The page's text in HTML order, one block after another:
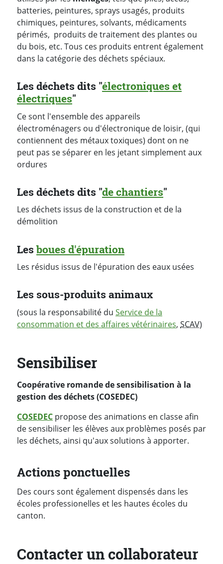
batteries, peintures, sprays usagés, produits
chimiques, peintures, solvants, médicaments
périmés, produits de traitement des plantes ou
du bois, etc. Tous ces produits entrent également
dans la catégorie des déchets spéciaux.
Les déchets dits "électroniques et
électriques"
Ce sont l'ensemble des appareils
électroménagers ou d'électronique de loisir, (qui
contiennent des métaux toxiques) dont on ne
peut pas se séparer en les jetant simplement aux
ordures
Les déchets dits "de chantiers"
Les déchets issus de la construction et de la
démolition
Lesboues d'épuration
Les résidus issus de l'épuration des eaux usées
Les sous-produits animaux
(sous la responsabilité du Service de la
consommation et des affaires vétérinaires, SCAV)
Sensibiliser
Coopérative romande de sensibilisation à la
gestion des déchets (COSEDEC)
COSEDEC propose des animations en classe afin
de sensibiliser les élèves aux problèmes posés par
les déchets, ainsi qu'aux solutions à apporter.
Actions ponctuelles
Des cours sont également dispensés dans les
écoles professionelles et les hautes écoles du
canton.
Contacter un collaborateur